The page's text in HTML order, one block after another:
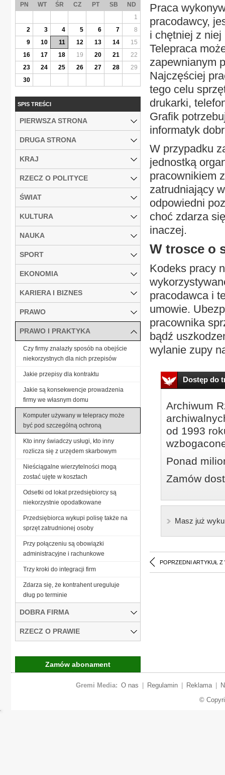
Praca
pracodawcy,
i chętniej z
Telepraca
zapewnianym
Najczęściej
tego celu
drukarki,
Grafik
informatyk
W przypadku
jednostką
pracownikiem
zatrudniający
odpowiedni
choć zdarza
inaczej.
W trosce o
Kodeks pracy
pracodawca i
umowie.
pracownika
bądź
wylanie zupy
Dostęp do
Archiwum
od 1993
Ponad
Zamów
Masz już
POPRZEDNI ARTYKUŁ Z
PN WT ŚR CZ PT SB
ND
1
2
3 4 5 6 7
8
9
10 11 12 13 14
15
16
17 18 19 20 21
22
23
24 25 26 27 28
29
30
SPIS TREŚCI
PIERWSZA STRONA
DRUGA STRONA
KRAJ
RZECZ O POLITYCE
ŚWIAT
KULTURA
NAUKA
SPORT
EKONOMIA
KARIERA I BIZNES
PRAWO
PRAWO I PRAKTYKA
Czy firmy znalazły sposób na obejście
niekorzystnych dla nich przepisów
Jakie przepisy dla kontraktu
Jakie są konsekwencje prowadzenia
firmy we własnym domu
Komputer używany w telepracy może
być pod szczególną ochroną
Kto inny świadczy usługi, kto inny
rozlicza się z urzędem skarbowym
Nieściągalne wierzytelności mogą
zostać ujęte w kosztach
Odsetki od lokat przedsiębiorcy są
niekorzystnie opodatkowane
Przedsiębiorca wykupi polisę także na
sprzęt zatrudnionej osoby
Przy połączeniu są obowiązki
administracyjne i rachunkowe
Trzy kroki do integracji firm
Zdarza się, że kontrahent ureguluje
dług po terminie
DOBRA FIRMA
RZECZ O PRAWIE
Zamów abonament
Gremi Media: O nas Regulamin Reklama
©